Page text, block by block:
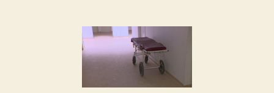
mennek
bejegyzéshez